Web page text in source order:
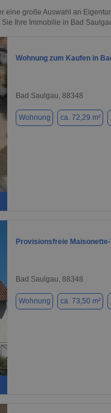
große Auswahl an
Ihre Immobilie in Bad
Wohnung zum Kaufen in
Bad Saulgau, 88348
Wohnung ca. 72,29 m²
Provisionsfreie
Bad Saulgau, 88348
Wohnung ca. 73,50 m²